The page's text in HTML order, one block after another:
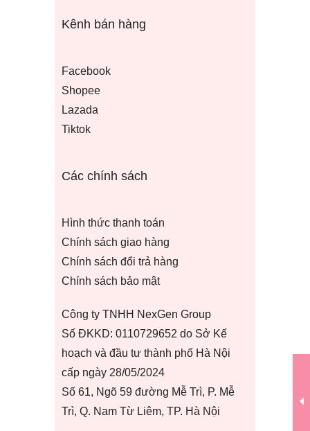
Kênh bán hàng
Facebook
Shopee
Lazada
Tiktok
Các chính sách
Hình thức thanh toán
Chính sách giao hàng
Chính sách đổi trả hàng
Chính sách bảo mật
Công ty TNHH NexGen Group
Số ĐKKD: 0110729652 do Sở Kế
hoạch và đầu tư thành phố Hà Nội
cấp ngày 28/05/2024
Số 61, Ngõ 59 đường Mễ Trì, P. Mễ
Trì, Q. Nam Từ Liêm, TP. Hà Nội